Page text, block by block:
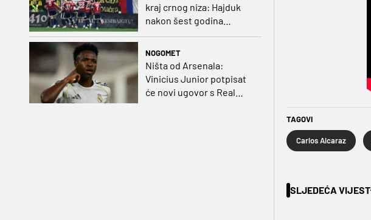
kraj crnog niza: Hajduk
nakon šest godina
NOGOMET
Ništa od Arsenala:
Vinicius Junior potpisat
će novi ugovor s Real
TAGOVI
Carlos Alcaraz
SLJEDEĆA VIJEST